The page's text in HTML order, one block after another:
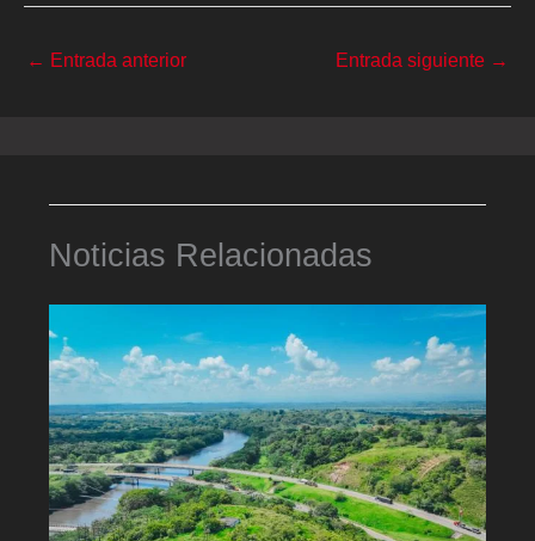
← Entrada anterior Entrada siguiente →
Noticias Relacionadas